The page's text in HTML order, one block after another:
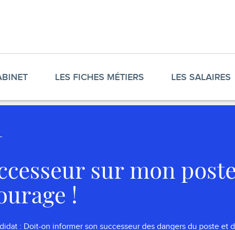
LES FICHES MÉTIERS LES SALAIRES
sur mon
!
: Doit-on informer son successeur des dangers du poste et